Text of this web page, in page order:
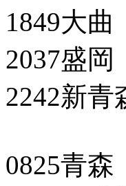
1849大
2037盛
2242新
0825青